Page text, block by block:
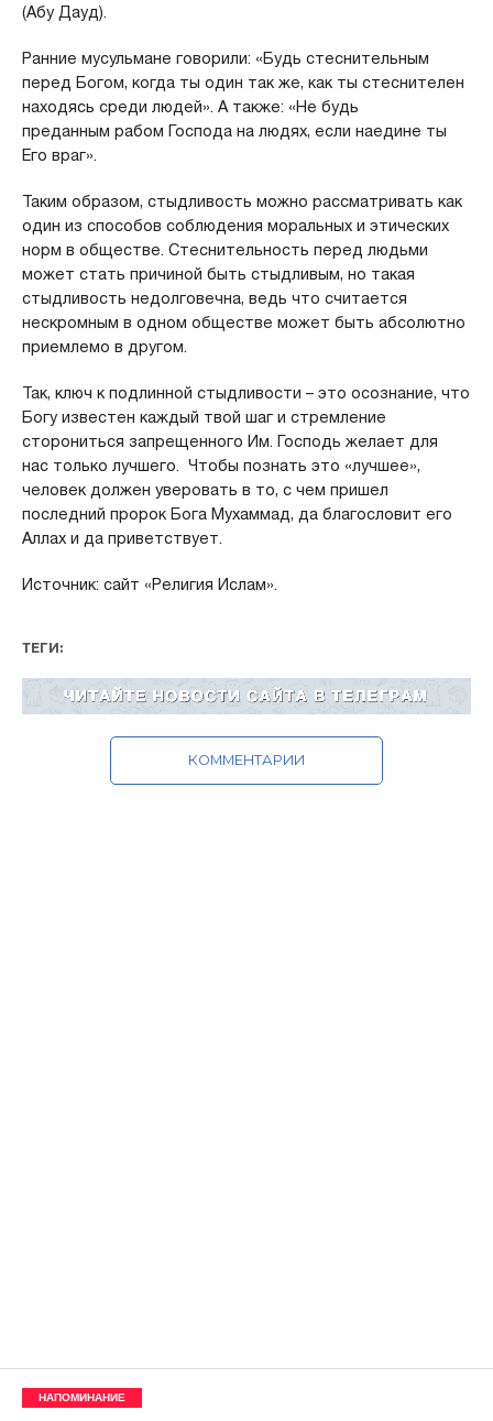
(Абу Дауд).
Ранние мусульмане говорили: «Будь стеснительным
перед Богом, когда ты один так же, как ты стеснителен
находясь среди людей». А также: «Не будь
преданным рабом Господа на людях, если наедине ты
Его враг».
Таким образом, стыдливость можно рассматривать как
один из способов соблюдения моральных и этических
норм в обществе. Стеснительность перед людьми
может стать причиной быть стыдливым, но такая
стыдливость недолговечна, ведь что считается
нескромным в одном обществе может быть абсолютно
приемлемо в другом.
Так, ключ к подлинной стыдливости – это осознание, что
Богу известен каждый твой шаг и стремление
сторониться запрещенного Им. Господь желает для
нас только лучшего. Чтобы познать это «лучшее»,
человек должен уверовать в то, с чем пришел
последний пророк Бога Мухаммад, да благословит его
Аллах и да приветствует.
Источник: сайт «Религия Ислам».
ТЕГИ:
КОММЕНТАРИИ
НАПОМИНАНИЕ